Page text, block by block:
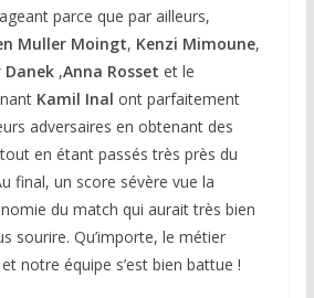
parce que par ailleurs,
Muller Moingt, Kenzi Mimoune,
,Anna Rosset et le
Kamil Inal ont parfaitement
adversaires en obtenant des
en étant passés très près du
final, un score sévère vue la
du match qui aurait très bien
sourire. Qu’importe, le métier
notre équipe s’est bien battue !